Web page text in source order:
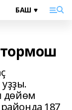
тормош
дөйөм
187